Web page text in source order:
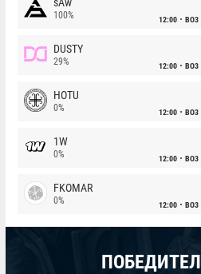
100% 12:00 BO3
DUSTY
29% 12:00 BO3
HOTU
0% 12:00 BO3
1W
0% 12:00 BO3
FKOMAR
0% 12:00 BO3